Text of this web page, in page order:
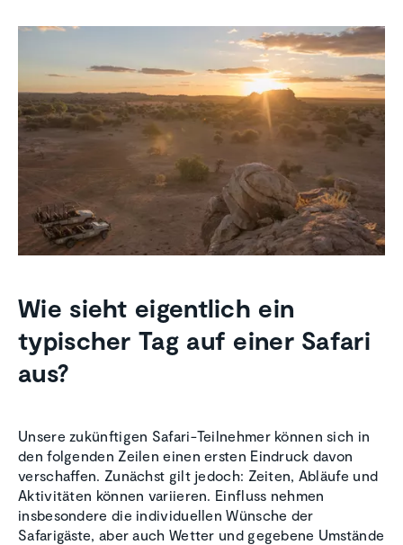
Wie sieht eigentlich ein
typischer Tag auf einer Safari
aus?
Unsere zukünftigen Safari-Teilnehmer können sich in
den folgenden Zeilen einen ersten Eindruck davon
verschaffen. Zunächst gilt jedoch: Zeiten, Abläufe und
Aktivitäten können variieren. Einfluss nehmen
insbesondere die individuellen Wünsche der
Safarigäste, aber auch Wetter und gegebene Umstände